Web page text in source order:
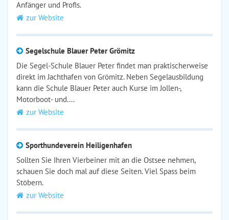
Anfänger und Profis.
zur Website
Segelschule Blauer Peter Grömitz
Die Segel-Schule Blauer Peter findet man praktischerweise
direkt im Jachthafen von Grömitz. Neben Segelausbildung
kann die Schule Blauer Peter auch Kurse im Jollen-,
Motorboot- und....
zur Website
Sporthundeverein Heiligenhafen
Sollten Sie Ihren Vierbeiner mit an die Ostsee nehmen,
schauen Sie doch mal auf diese Seiten. Viel Spass beim
Stöbern.
zur Website